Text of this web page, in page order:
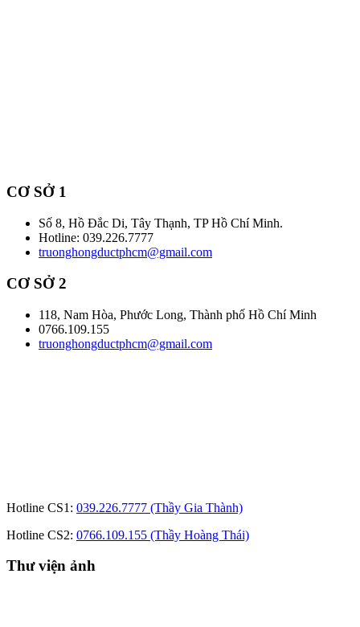
CƠ SỞ 1
Số 8, Hồ Đắc Di, Tây Thạnh, TP Hồ Chí Minh.
Hotline: 039.226.7777
truonghongductphcm@gmail.com
CƠ SỞ 2
118, Nam Hòa, Phước Long, Thành phố Hồ Chí Minh
0766.109.155
truonghongductphcm@gmail.com
Hotline CS1: 039.226.7777 (Thầy Gia Thành)
Hotline CS2: 0766.109.155 (Thầy Hoàng Thái)
Thư viện ảnh